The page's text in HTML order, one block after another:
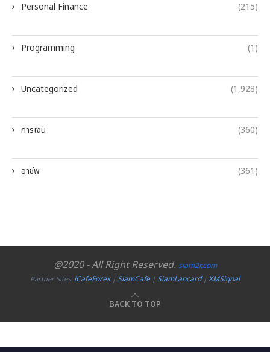
Personal Finance (215)
Programming (1)
Uncategorized (1,928)
การเงิน (360)
อาชีพ (361)
@2020 - All Right Reserved. siam2r.com
Partner Sites:iCafeForex|SiamCafe|SiamLancard|XMSignal
BACK TO TOP